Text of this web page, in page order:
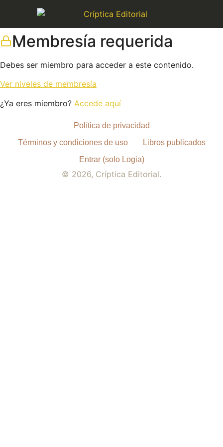
Membresía requerida
Debes ser miembro para acceder a este contenido.
Ver niveles de membresía
¿Ya eres miembro? Accede aquí
Política de privacidad
Términos y condiciones de uso
Libros publicados
Entrar (solo Logia)
© 2026, Críptica Editorial.